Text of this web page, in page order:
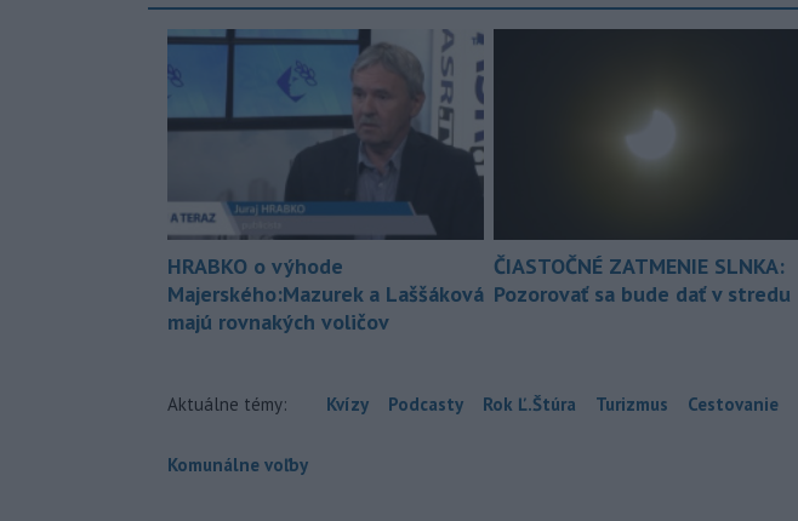
HRABKO o výhode
Majerského:Mazurek a Laššáková
majú rovnakých voličov
ČIASTOČNÉ ZATMENIE SLNKA:
Pozorovať sa bude dať v stredu
Aktuálne témy: Kvízy Podcasty Rok Ľ.Štúra Turizmus Cestovanie
Komunálne voľby